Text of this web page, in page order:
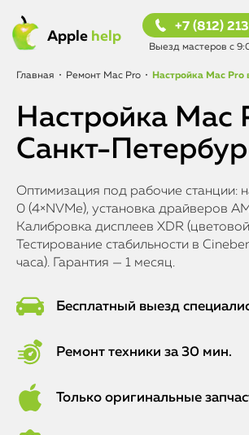
Apple help
+7 (812)
Выезд мастеров с
Главная • Ремонт Mac Pro • Настройка Mac Pro
Настройка Mac
Санкт-
Оптимизация под рабочие станции:
0 (4×NVMe), установка драйверов
Калибровка дисплеев XDR
Тестирование стабильности в
часа). Гарантия — 1 месяц.
Бесплатный выезд
Ремонт техники за 30 мин.
Только оригинальные